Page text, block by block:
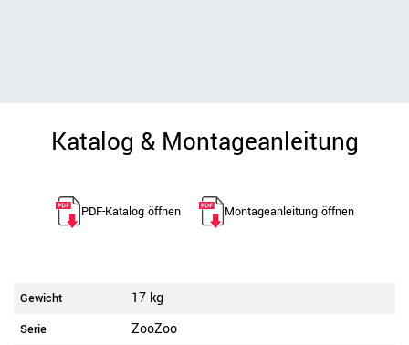
Katalog & Montageanleitung
PDF-Katalog öffnen Montageanleitung öffnen
Gewicht 17 kg
Serie ZooZoo